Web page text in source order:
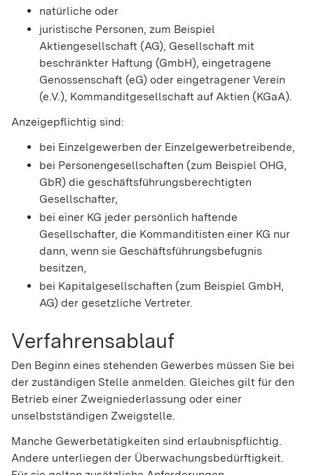
natürliche oder
juristische Personen, zum Beispiel
Aktiengesellschaft (AG), Gesellschaft mit
beschränkter Haftung (GmbH), eingetragene
Genossenschaft (eG) oder eingetragener Verein
(e.V.), Kommanditgesellschaft auf Aktien (KGaA).
Anzeigepflichtig sind:
bei Einzelgewerben der Einzelgewerbetreibende,
bei Personengesellschaften (zum Beispiel OHG,
GbR) die geschäftsführungsberechtigten
Gesellschafter,
bei einer KG jeder persönlich haftende
Gesellschafter, die Kommanditisten einer KG nur
dann, wenn sie Geschäftsführungsbefugnis
besitzen,
bei Kapitalgesellschaften (zum Beispiel GmbH,
AG) der gesetzliche Vertreter.
Verfahrensablauf
Den Beginn eines stehenden Gewerbes müssen Sie bei
der zuständigen Stelle anmelden. Gleiches gilt für den
Betrieb einer Zweigniederlassung oder einer
unselbstständigen Zweigstelle.
Manche Gewerbetätigkeiten sind erlaubnispflichtig.
Andere unterliegen der Überwachungsbedürftigkeit.